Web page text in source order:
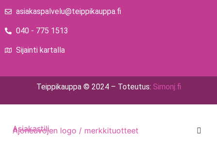
asiakaspalvelu@teippikauppa.fi
040 - 775 1513
Sijainti kartalla
Teippikauppa © 2024 – Toteutus: Simonj.fi
Ajoneuvojen logo / merkkituotteet
Asiakastili